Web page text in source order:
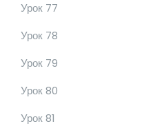
Урок 77
Урок 78
Урок 79
Урок 80
Урок 81